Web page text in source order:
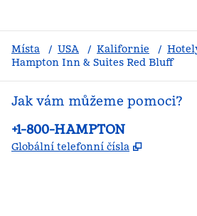
Místa / USA / Kalifornie /
Hampton Inn & Suites Red Bluff
Jak vám můžeme pomoci?
Telefon:
+1-800-HAMPTON
Globální telefonní čísla ,